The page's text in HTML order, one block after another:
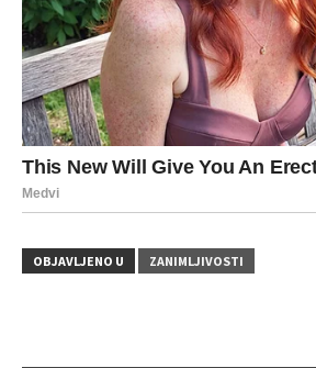
OBJAVLJENO U ZANIMLJIVOSTI